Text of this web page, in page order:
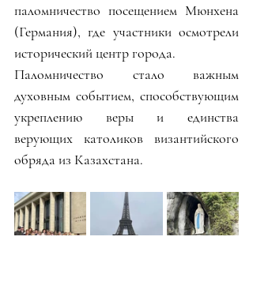
паломничество посещением Мюнхена
(Германия), где участники осмотрели
исторический центр города.
Паломничество стало важным
духовным событием, способствующим
укреплению веры и единства
верующих католиков византийского
обряда из Казахстана.